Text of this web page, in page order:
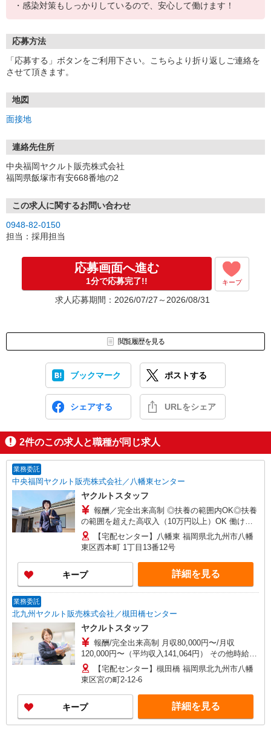
・感染対策もしっかりしているので、安心して働けます！
応募方法
「応募する」ボタンをご利用下さい。こちらより折り返しご連絡を
させて頂きます。
地図
面接地
連絡先住所
中央福岡ヤクルト販売株式会社
福岡県飯塚市有安668番地の2
この求人に関するお問い合わせ
0948-82-0150
担当：採用担当
応募画面へ進む
1分で応募完了!! キープ
求人応募期間：2026/07/27～2026/08/31
閲覧履歴を見る
ブックマーク ポストする
シェアする URLをシェア
2件のこの求人と職種が同じ求人
業務委託
中央福岡ヤクルト販売株式会社／八幡東センター
ヤクルトスタッフ
報酬／完全出来高制 ◎扶養の範囲内OK◎扶養
の範囲を超えた高収入（10万円以上）OK 働ける
時間や環境に合わせて最大限に考慮します。 職場
体験実施！少しでも不安のある方、お気軽にお問
い合わせください！ ＊収入補償（10ヶ月）／月10
万円※研修・社員同行フォローも約2ヶ月間と充
実！ ◆商品買取りなし！しっかり稼げます◎ ※研
修期間／5日間／4000円／日 収入保障期間：10か
【宅配センター】八幡東 福岡県北九州市八幡
東区西本町 1丁目13番12号
キープ 詳細を見る
業務委託
北九州ヤクルト販売株式会社／槻田橋センター
ヤクルトスタッフ
報酬/完全出来高制 月収80,000円〜/月収
120,000円〜（平均収入141,064円） その他時給制
もあり 時給1,600円（研修期間3か月 1,200円）
収入補償制度/扶養内 月8万円（2か月間）
扶養外 月12万円（2か月間） 3か
月目以降は、条件クリアにより 扶養内 4,000
円／日×稼働日数（10か月間） 扶養外 6,000円
／日×稼働日数（10か月間） 週3 5,000円／
【宅配センター】槻田橋 福岡県北九州市八幡
東区宮の町2-12-6
キープ 詳細を見る